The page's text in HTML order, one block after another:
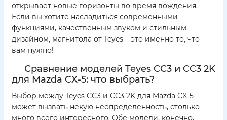
открывает новые горизонты во время вождения.
Если вы хотите насладиться современными
функциями, качественным звуком и стильным
дизайном, магнитола от Teyes – это именно то, что
вам нужно!
Сравнение моделей Teyes CC3 и CC3 2K
для Mazda CX-5: что выбрать?
Выбор между Teyes CC3 и CC3 2K для Mazda CX-5
может вызвать некую неопределенность, столько